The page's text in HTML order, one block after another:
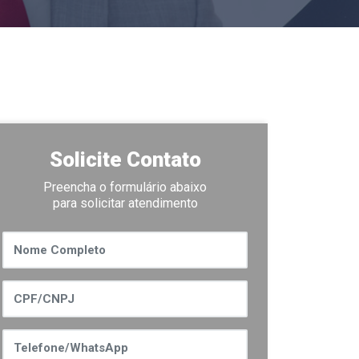
Solicite Contato
Preencha o formulário abaixo
para solicitar atendimento